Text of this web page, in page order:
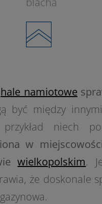
hale namiotowe
być między
niech
w
wielkopolskim.
że doskonale